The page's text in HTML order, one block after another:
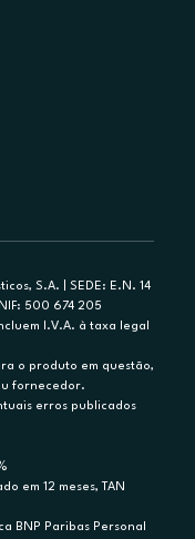
S.A. | SEDE: E.N. 14
500 674 205
I.V.A. à taxa legal
o produto em questão,
fornecedor.
erros publicados
em 12 meses, TAN
BNP Paribas Personal